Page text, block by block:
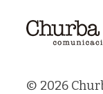
© 2026